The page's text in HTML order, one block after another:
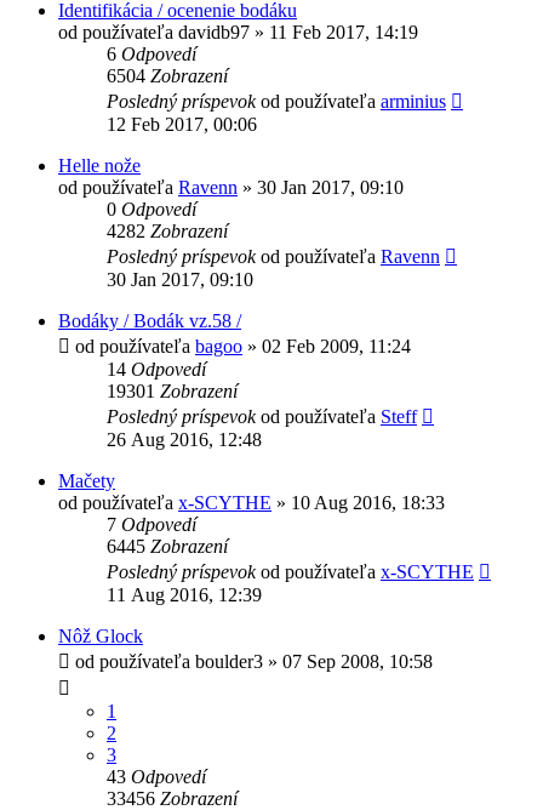
Identifikácia / ocenenie bodáku
od používateľa davidb97 » 11 Feb 2017, 14:19
6 Odpovedí
6504 Zobrazení
Posledný príspevokod používateľa arminius
12 Feb 2017, 00:06
Helle nože
od používateľa Ravenn » 30 Jan 2017, 09:10
0 Odpovedí
4282 Zobrazení
Posledný príspevokod používateľa Ravenn
30 Jan 2017, 09:10
Bodáky / Bodák vz.58 /
od používateľa bagoo » 02 Feb 2009, 11:24
14 Odpovedí
19301 Zobrazení
Posledný príspevokod používateľa Steff
26 Aug 2016, 12:48
Mačety
od používateľa x-SCYTHE » 10 Aug 2016, 18:33
7 Odpovedí
6445 Zobrazení
Posledný príspevokod používateľa x-SCYTHE
11 Aug 2016, 12:39
Nôž Glock
od používateľa boulder3 » 07 Sep 2008, 10:58
1
2
3
43 Odpovedí
33456 Zobrazení